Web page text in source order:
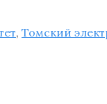
, Томский